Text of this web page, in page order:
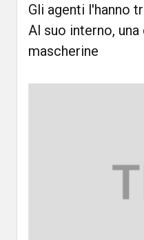
Gli agenti l'hanno
Al suo interno,
mascherine